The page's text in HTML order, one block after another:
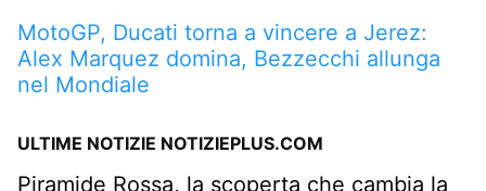
MotoGP, Ducati torna a vincere a Jerez:
Alex Marquez domina, Bezzecchi allunga
nel Mondiale
ULTIME NOTIZIE NOTIZIEPLUS.COM
Piramide Rossa, la scoperta che cambia la